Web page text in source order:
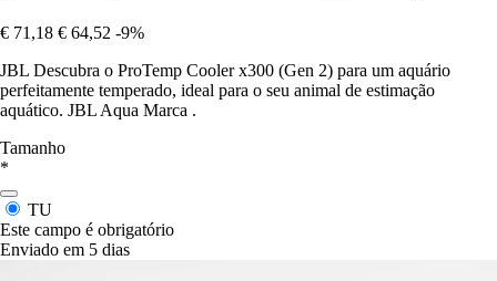
€ 71,18 € 64,52 -9%
JBL Descubra o ProTemp Cooler x300 (Gen 2) para um aquário
perfeitamente temperado, ideal para o seu animal de estimação
aquático. JBL Aqua Marca .
Tamanho
*
TU
Este campo é obrigatório
Enviado em 5 dias